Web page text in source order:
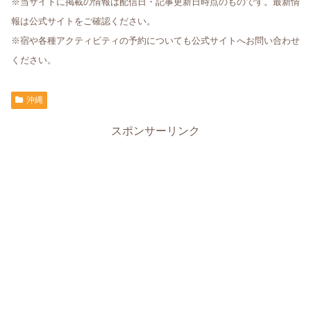
報は公式サイトをご確認ください。
※宿や各種アクティビティの予約についても公式サイトへお問い合わせ
ください。
沖縄
スポンサーリンク